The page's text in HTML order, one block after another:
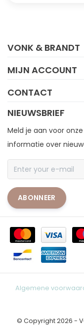
VONK & BRANDT
MIJN ACCOUNT
CONTACT
NIEUWSBRIEF
Meld je aan voor
informatie over
ABONNEER
Algemene
© Copyright 2026 -